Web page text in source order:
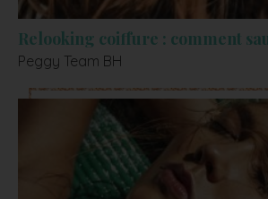
Relooking coiffure : comment
Peggy Team BH